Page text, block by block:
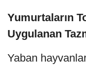
Yumurtaların
Uygulanan
Yaban